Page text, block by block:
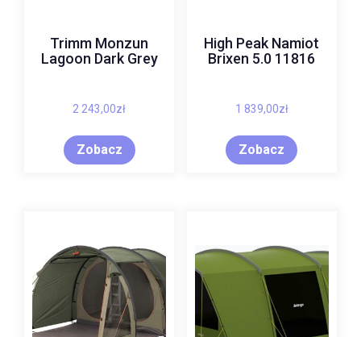
Trimm Monzun
Lagoon Dark Grey
2 243,00zł
Zobacz
High Peak Namiot
Brixen 5.0 11816
1 839,00zł
Zobacz